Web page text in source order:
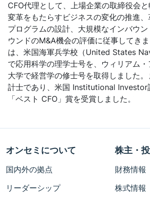
CFO代理として、上場企業の取締役会と
変革をもたらすビジネスの変化の推進
プログラムの設計、大規模なインバウ
ウンドのM&A機会の評価に従事してき
は、米国海軍兵学校（United States
で応用科学の理学士号を、ウィリアム
大学で経営学の修士号を取得しました
計士であり、米国 Institutional Investor
「ベスト CFO」賞を受賞しました。
オンセミについて
国内外の拠点
リーダーシップ
株主・
財務情報
株式情報